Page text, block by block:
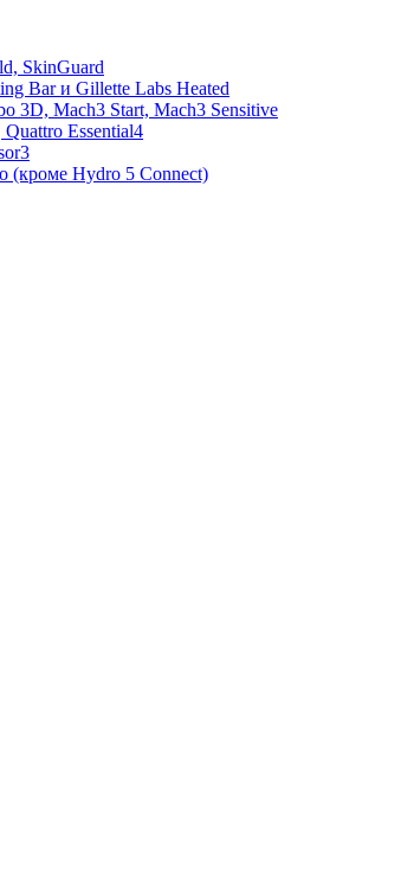
SkinGuard
Bar и Gillette Labs Heated
3D, Mach3 Start, Mach3 Sensitive
Essential4
(кроме Hydro 5 Connect)